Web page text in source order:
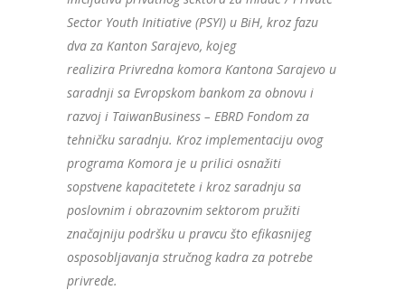
Sector Youth Initiative (PSYI) u BiH, kroz fazu
dva za Kanton Sarajevo, kojeg
realizira Privredna komora Kantona Sarajevo u
saradnji sa Evropskom bankom za obnovu i
razvoj i TaiwanBusiness – EBRD Fondom za
tehničku saradnju. Kroz implementaciju ovog
programa Komora je u prilici osnažiti
sopstvene kapacitetete i kroz saradnju sa
poslovnim i obrazovnim sektorom pružiti
značajniju podršku u pravcu što efikasnijeg
osposobljavanja stručnog kadra za potrebe
privrede.